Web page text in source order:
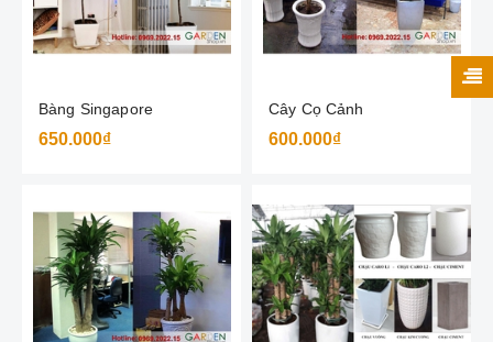
Bàng Singapore
650.000₫
Cây Cọ Cảnh
600.000₫